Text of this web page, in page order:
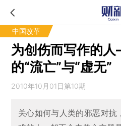
中国改革
为创伤而写作的
的“流亡”与“虚无”
2010年10月01日第10期
关心如何与人类的邪恶对抗